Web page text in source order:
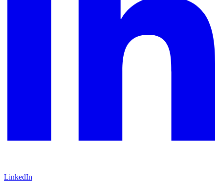
LinkedIn